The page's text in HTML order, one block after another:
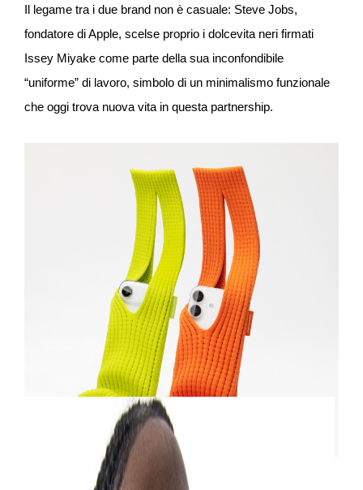
Il legame tra i due brand non è casuale: Steve Jobs,
fondatore di Apple, scelse proprio i dolcevita neri firmati
Issey Miyake come parte della sua inconfondibile
“uniforme” di lavoro, simbolo di un minimalismo funzionale
che oggi trova nuova vita in questa partnership.